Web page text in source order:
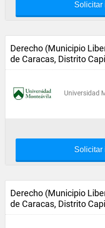
Solicitar
Derecho (Municipio
de Caracas, Distrito
Universidad
Solicitar
Derecho (Municipio
de Caracas, Distrito